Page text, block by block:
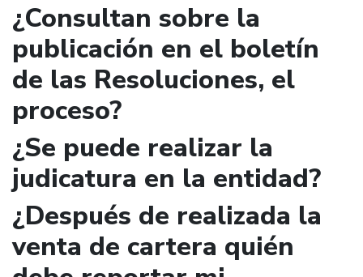
¿Consultan sobre la
publicación en el boletín
de las Resoluciones, el
proceso?
¿Se puede realizar la
judicatura en la entidad?
¿Después de realizada la
venta de cartera quién